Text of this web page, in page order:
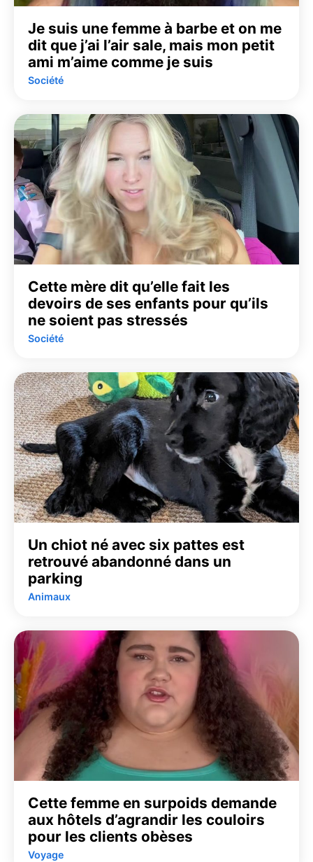
Je suis une femme à barbe et on me
dit que j’ai l’air sale, mais mon petit
ami m’aime comme je suis
Société
Cette mère dit qu’elle fait les
devoirs de ses enfants pour qu’ils
ne soient pas stressés
Société
Un chiot né avec six pattes est
retrouvé abandonné dans un
parking
Animaux
Cette femme en surpoids demande
aux hôtels d’agrandir les couloirs
pour les clients obèses
Voyage